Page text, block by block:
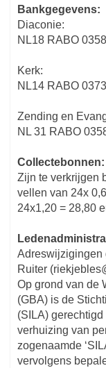
Bankgegevens:
NL18 RABO
NL14 RABO
Zending en
NL 31 RABO
Collectebonnen:
Zijn te verkrijgen
vellen van 24x
24x1,20 = 28,80
Adreswijzigingen
Ruiter
Op grond van de
(GBA) is de
(SILA)
verhuizing van
zogenaamde
vervolgens